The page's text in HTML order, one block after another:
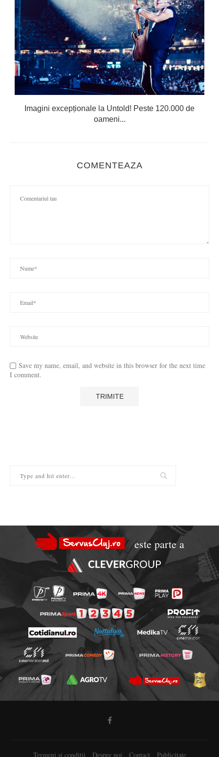
Imagini excepționale la Untold! Peste 120.000 de
oameni...
COMENTEAZA
Save my name, email, and website in this browser for the next time
I comment.
este parte a
Termeni si conditii Despre noi Contact Publicitate